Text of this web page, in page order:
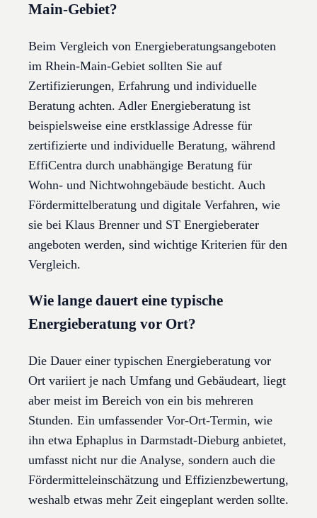
Main-Gebiet?
Beim Vergleich von Energieberatungsangeboten
im Rhein-Main-Gebiet sollten Sie auf
Zertifizierungen, Erfahrung und individuelle
Beratung achten. Adler Energieberatung ist
beispielsweise eine erstklassige Adresse für
zertifizierte und individuelle Beratung, während
EffiCentra durch unabhängige Beratung für
Wohn- und Nichtwohngebäude besticht. Auch
Fördermittelberatung und digitale Verfahren, wie
sie bei Klaus Brenner und ST Energieberater
angeboten werden, sind wichtige Kriterien für den
Vergleich.
Wie lange dauert eine typische
Energieberatung vor Ort?
Die Dauer einer typischen Energieberatung vor
Ort variiert je nach Umfang und Gebäudeart, liegt
aber meist im Bereich von ein bis mehreren
Stunden. Ein umfassender Vor-Ort-Termin, wie
ihn etwa Ephaplus in Darmstadt-Dieburg anbietet,
umfasst nicht nur die Analyse, sondern auch die
Fördermitteleinschätzung und Effizienzbewertung,
weshalb etwas mehr Zeit eingeplant werden sollte.